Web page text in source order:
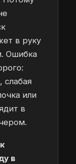
в руку
Ошибка
слабая
или
в
в